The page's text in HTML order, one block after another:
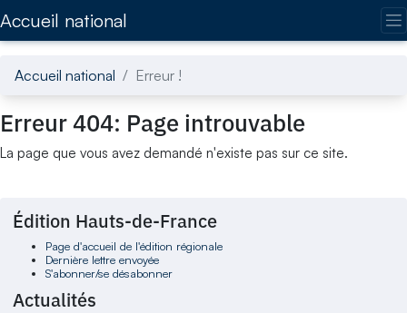
Accueil national
Accueil national Erreur !
Erreur 404: Page introuvable
La page que vous avez demandé n'existe pas sur ce site.
Édition Hauts-de-France
Page d'accueil de l'édition régionale
Dernière lettre envoyée
S'abonner/se désabonner
Actualités